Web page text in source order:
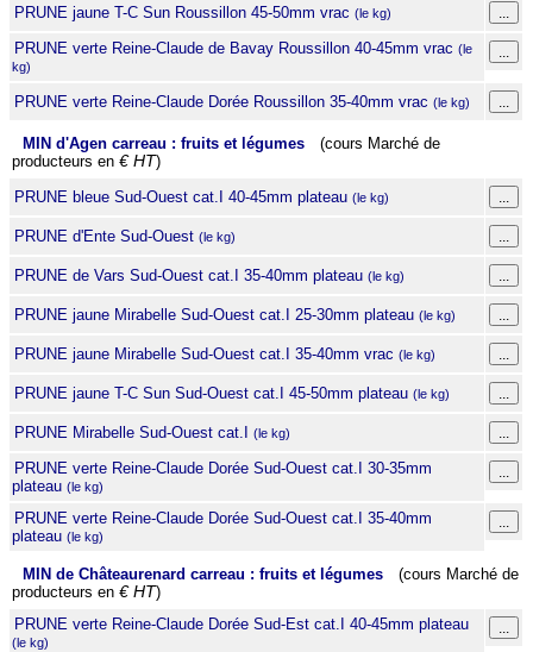
PRUNE jaune T-C Sun Roussillon 45-50mm vrac (le kg)
PRUNE verte Reine-Claude de Bavay Roussillon 40-45mm vrac (le
kg)
PRUNE verte Reine-Claude Dorée Roussillon 35-40mm vrac (le kg)
MIN d'Agen carreau : fruits et légumes
(cours Marché de
producteurs en € HT)
PRUNE bleue Sud-Ouest cat.I 40-45mm plateau (le kg)
PRUNE d'Ente Sud-Ouest (le kg)
PRUNE de Vars Sud-Ouest cat.I 35-40mm plateau (le kg)
PRUNE jaune Mirabelle Sud-Ouest cat.I 25-30mm plateau (le kg)
PRUNE jaune Mirabelle Sud-Ouest cat.I 35-40mm vrac (le kg)
PRUNE jaune T-C Sun Sud-Ouest cat.I 45-50mm plateau (le kg)
PRUNE Mirabelle Sud-Ouest cat.I (le kg)
PRUNE verte Reine-Claude Dorée Sud-Ouest cat.I 30-35mm
plateau (le kg)
PRUNE verte Reine-Claude Dorée Sud-Ouest cat.I 35-40mm
plateau (le kg)
MIN de Châteaurenard carreau : fruits et légumes
(cours Marché de
producteurs en € HT)
PRUNE verte Reine-Claude Dorée Sud-Est cat.I 40-45mm plateau
(le kg)